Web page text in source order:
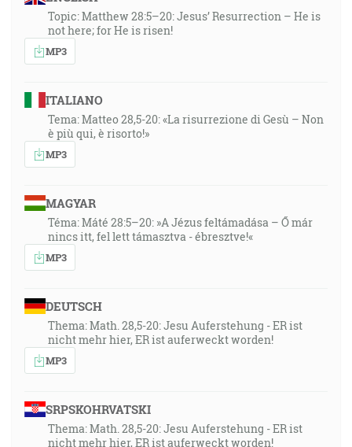
Topic: Matthew 28:5–20: Jesus’ Resurrection – He is
not here; for He is risen!
MP3
ITALIANO
Tema: Matteo 28,5-20: «La risurrezione di Gesù – Non
è più qui, è risorto!»
MP3
MAGYAR
Téma: Máté 28:5–20: »A Jézus feltámadása – Ő már
nincs itt, fel lett támasztva - ébresztve!«
MP3
DEUTSCH
Thema: Math. 28,5-20: Jesu Auferstehung - ER ist
nicht mehr hier, ER ist auferweckt worden!
MP3
SRPSKOHRVATSKI
Thema: Math. 28,5-20: Jesu Auferstehung - ER ist
nicht mehr hier, ER ist auferweckt worden!